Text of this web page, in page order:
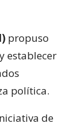
propuso
establecer
política.
de